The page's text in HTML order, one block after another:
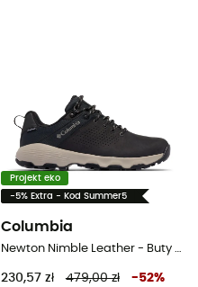
Projekt eko
-5% Extra - Kod Summer5
Columbia
Newton Nimble Leather - Buty turystyczne meskie
230,57 zł 479,00 zł -52%